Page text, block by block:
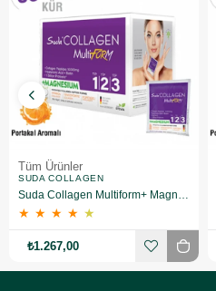
Tüm Ürünler
SUDA COLLAGEN
Suda Collagen Multiform+ Magnesium 30 x 15 gr - Portakal Aromalı
★ ★ ★ ★ ★
₺1.267,00